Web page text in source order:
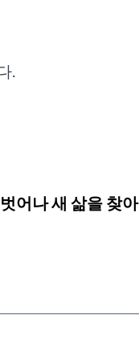
.
어나 새 삶을 찾아